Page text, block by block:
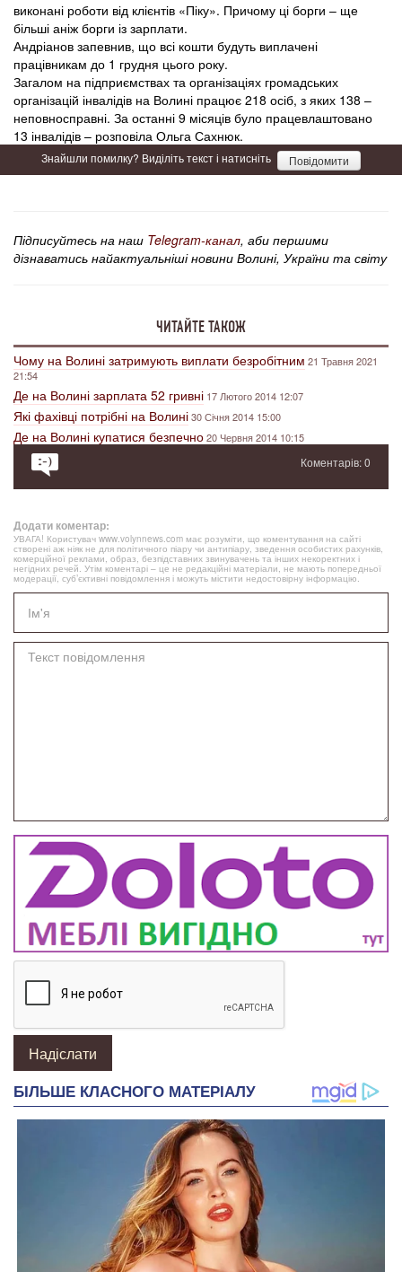
виконані роботи від клієнтів «Піку». Причому ці борги – ще
більші аніж борги із зарплати.
Андріанов запевнив, що всі кошти будуть виплачені
працівникам до 1 грудня цього року.
Загалом на підприємствах та організаціях громадських
організацій інвалідів на Волині працює 218 осіб, з яких 138 –
неповносправні. За останні 9 місяців було працевлаштовано
13 інвалідів – розповіла Ольга Сахнюк.
Знайшли помилку? Виділіть текст і натисніть Повідомити
Підписуйтесь на наш Telegram-канал, аби першими
дізнаватись найактуальніші новини Волині, України та світу
ЧИТАЙТЕ ТАКОЖ
Чому на Волині затримують виплати безробітним 21 Травня 2021
21:54
Де на Волині зарплата 52 гривні 17 Лютого 2014 12:07
Які фахівці потрібні на Волині30 Січня 2014 15:00
Де на Волині купатися безпечно20 Червня 2014 10:15
Коментарів: 0
Додати коментар:
УВАГА! Користувач www.volynnews.com має розуміти, що коментування на сайті
створені аж ніяк не для політичного піару чи антипіару, зведення особистих рахунків,
комерційної реклами, образ, безпідставних звинувачень та інших некоректних і
негідних речей. Утім коментарі – це не редакційні матеріали, не мають попередньої
модерації, суб’єктивні повідомлення і можуть містити недостовірну інформацію.